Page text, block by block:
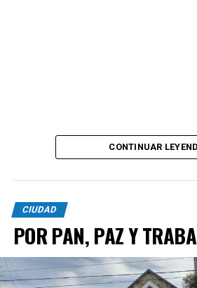
CONTINUAR
CIUDAD
POR PAN, PAZ Y